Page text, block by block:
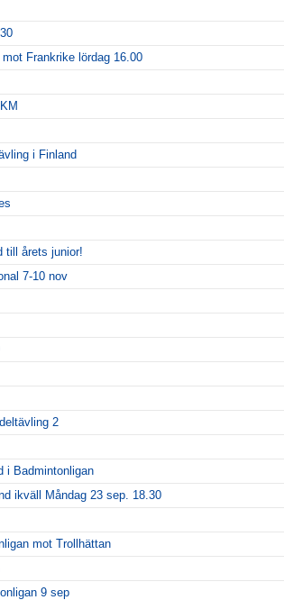
Frankrike lördag 16.00
i Finland
till årets junior!
7-10 nov
2
i Badmintonligan
ikväll Måndag 23 sep. 18.30
mot Trollhättan
9 sep